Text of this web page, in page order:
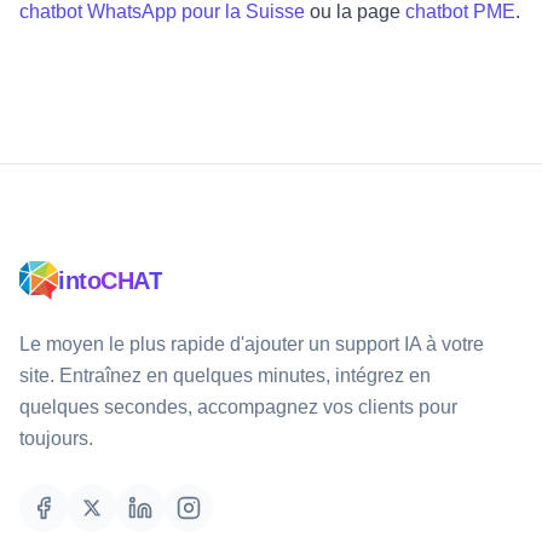
chatbot WhatsApp pour la Suisse ou la page chatbot PME.
intoCHAT
Le moyen le plus rapide d'ajouter un support IA à votre
site. Entraînez en quelques minutes, intégrez en
quelques secondes, accompagnez vos clients pour
toujours.